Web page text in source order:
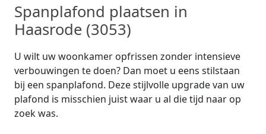
Spanplafond plaatsen in
Haasrode (3053)
U wilt uw woonkamer opfrissen zonder intensieve
verbouwingen te doen? Dan moet u eens stilstaan
bij een spanplafond. Deze stijlvolle upgrade van uw
plafond is misschien juist waar u al die tijd naar op
zoek was.